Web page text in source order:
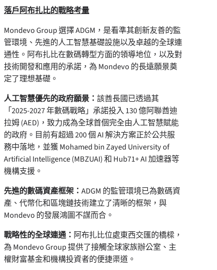
落戶阿布扎比的戰略考量
Mondevo Group 選擇 ADGM，是看準其創新友善的監
管環境、先進的人工智慧基礎設施以及卓越的全球連
通性。阿布扎比在數碼轉型方面的領導地位，以及對
技術開發和應用的承諾，為 Mondevo 的長遠願景奠
定了理想基礎。
人工智慧優先的政府願景： 該酋長國已透過其
「2025-2027 年數碼戰略」承諾投入 130 億阿聯酋迪
拉姆 (AED)，致力成為全球首個完全由人工智慧賦能
的政府。目前有超過 200 個 AI 解決方案正於公共服
務中落地，並獲 Mohamed bin Zayed University of
Artificial Intelligence (MBZUAI) 和 Hub71+ AI 加速器等
機構支援。
先進的數碼資產框架： ADGM 的監管環境已為數碼資
產、代幣化和區塊鏈技術建立了清晰的框架，與
Mondevo 的發展鴻圖不謀而合。
戰略性的全球連通： 阿布扎比位處東西交匯的橋樑，
為 Mondevo Group 提供了接觸全球家族辦公室、主
權財富基金和機構投資者的便捷渠道。